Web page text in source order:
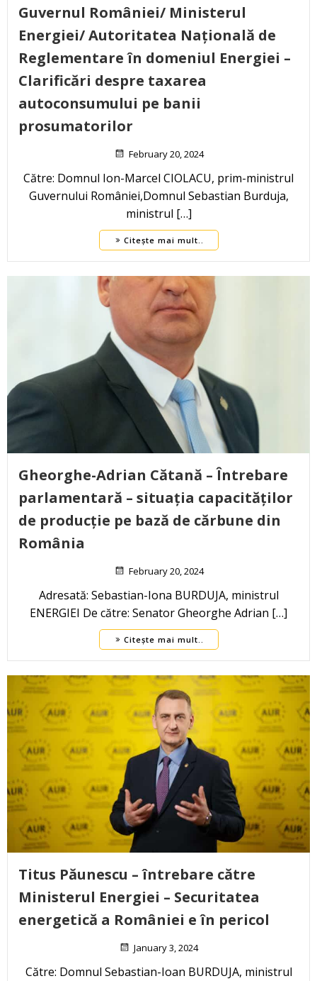
Guvernul României/ Ministerul
Energiei/ Autoritatea Națională de
Reglementare în domeniul Energiei –
Clarificări despre taxarea
autoconsumului pe banii
prosumatorilor
February 20, 2024
Către: Domnul Ion-Marcel CIOLACU, prim-ministrul
Guvernului României,Domnul Sebastian Burduja,
ministrul […]
Citește mai mult..
Gheorghe-Adrian Cătană – Întrebare
parlamentară – situația capacităților
de producție pe bază de cărbune din
România
February 20, 2024
Adresată: Sebastian-Iona BURDUJA, ministrul
ENERGIEI De către: Senator Gheorghe Adrian […]
Citește mai mult..
Titus Păunescu – întrebare către
Ministerul Energiei – Securitatea
energetică a României e în pericol
January 3, 2024
Către: Domnul Sebastian-Ioan BURDUJA, ministrul